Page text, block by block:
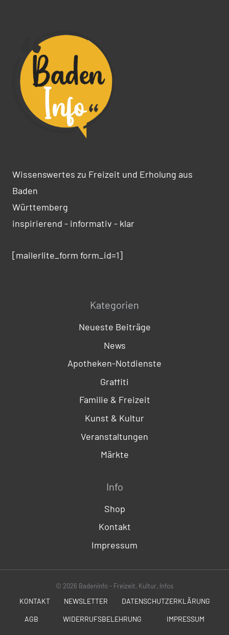
Wissenswertes zu Freizeit und Erholung aus
Baden
Württemberg
inspirierend - informativ - klar
[mailerlite_form form_id=1]
Kategorien
Neueste Beiträge
News
Apotheken-Notdienste
Graffiti
Familie & Freizeit
Kunst & Kultur
Veranstaltungen
Märkte
Info
Shop
Kontakt
Impressum
© 2026 Badeninfo - Freizeit, Kultur, Infos
KONTAKT NEWSLETTER DATENSCHUTZERKLÄRUNG
AGB WIDERRUFSBELEHRUNG IMPRESSUM